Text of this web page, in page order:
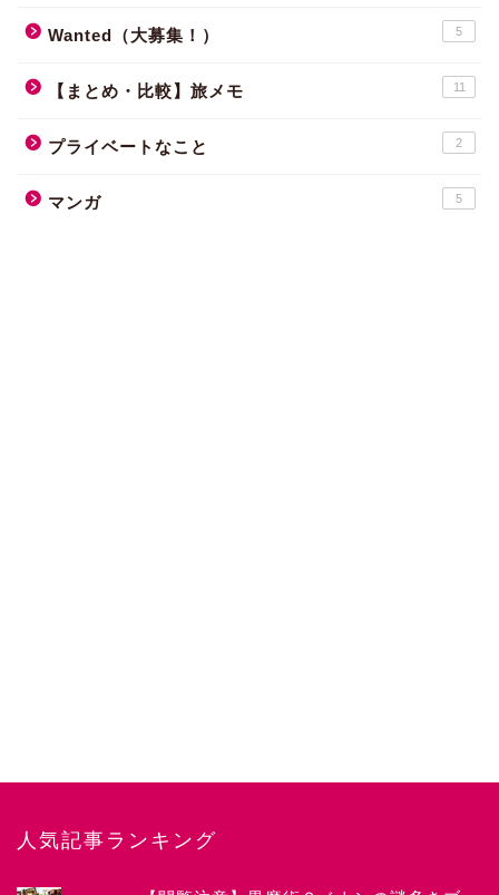
Wanted（大募集！） 5
【まとめ・比較】旅メモ 11
プライベートなこと 2
マンガ 5
人気記事ランキング